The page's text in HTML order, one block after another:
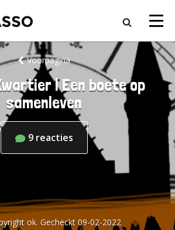
Voorpagina
| Een boete op
samenleven
9 reacties
ok. Gecheckt 09-02-2022